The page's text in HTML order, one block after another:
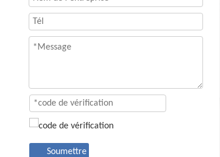
Soumettre